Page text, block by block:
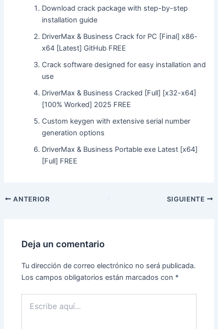
Download crack package with step-by-step
installation guide
DriverMax & Business Crack for PC [Final] x86-
x64 [Latest] GitHub FREE
Crack software designed for easy installation and
use
DriverMax & Business Cracked [Full] [x32-x64]
[100% Worked] 2025 FREE
Custom keygen with extensive serial number
generation options
DriverMax & Business Portable exe Latest [x64]
[Full] FREE
ANTERIOR SIGUIENTE
Deja un comentario
Tu dirección de correo electrónico no será publicada.
Los campos obligatorios están marcados con *
aquí...